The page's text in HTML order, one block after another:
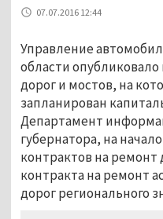
07.07.2016 12:44
Управление
области опубликовало
дорог и мостов, на
запланирован
Департамент
губернатора, на
контрактов на
контракта на ремонт
дорог регионального